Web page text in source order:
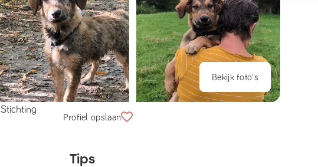
Bekijk foto's
Stichting
Profiel opslaan
Tips